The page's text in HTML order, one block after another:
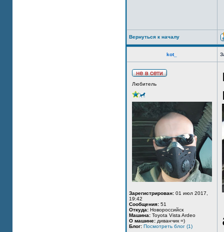
Вернуться к началу
kot_
Любитель
Зарегистрирован: 01 июл 2017,
19:42
Сообщения: 51
Откуда: Новороссийск
Машина: Toyota Vista Ardeo
О машине: диванчик =)
Блог: Посмотреть блог (1)